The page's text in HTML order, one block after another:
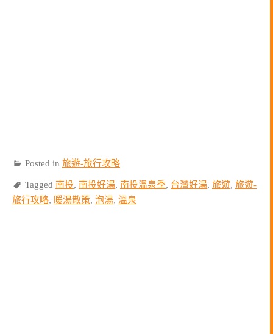
Posted in 旅遊-旅行攻略
Tagged 南投, 南投好湯, 南投溫泉季, 台灣好湯, 旅遊, 旅遊-
旅行攻略, 暖湯散策, 泡湯, 溫泉